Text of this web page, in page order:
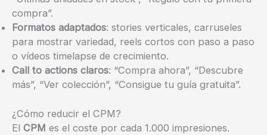
compra”.
Formatos adaptados: stories verticales, carruseles
para mostrar variedad, reels cortos con paso a paso
o vídeos timelapse de crecimiento.
Call to actions claros: “Compra ahora”, “Descubre
más”, “Ver colección”, “Consigue tu guía gratuita”.
¿Cómo reducir el CPM?
El CPM es el coste por cada 1.000 impresiones.